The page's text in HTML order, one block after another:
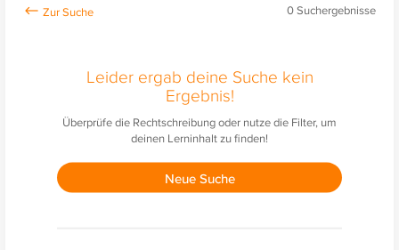
0Suchergebnisse
Leider ergab deine Suche kein
Ergebnis!
Überprüfe die Rechtschreibung oder nutze die Filter, um
deinen Lerninhalt zu finden!
Neue Suche